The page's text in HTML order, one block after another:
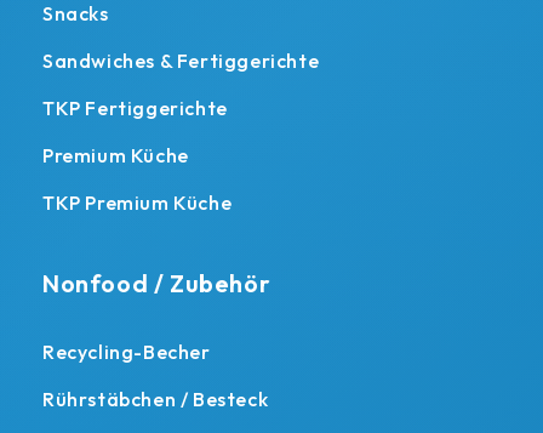
Snacks
Sandwiches & Fertiggerichte
TKP Fertiggerichte
Premium Küche
TKP Premium Küche
Nonfood / Zubehör
Recycling-Becher
Rührstäbchen / Besteck